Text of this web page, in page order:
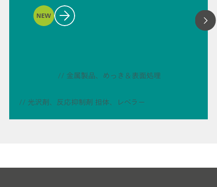
NEW
// 金属製品、めっき＆表面処理
// 光沢剤、反応抑制剤 担体、レベラー